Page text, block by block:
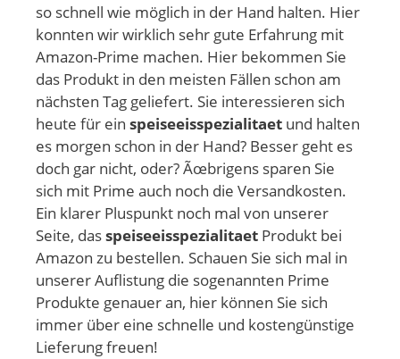
so schnell wie möglich in der Hand halten. Hier
konnten wir wirklich sehr gute Erfahrung mit
Amazon-Prime machen. Hier bekommen Sie
das Produkt in den meisten Fällen schon am
nächsten Tag geliefert. Sie interessieren sich
heute für ein speiseeisspezialitaet und halten
es morgen schon in der Hand? Besser geht es
doch gar nicht, oder? Ãœbrigens sparen Sie
sich mit Prime auch noch die Versandkosten.
Ein klarer Pluspunkt noch mal von unserer
Seite, dasspeiseeisspezialitaet Produkt bei
Amazon zu bestellen. Schauen Sie sich mal in
unserer Auflistung die sogenannten Prime
Produkte genauer an, hier können Sie sich
immer über eine schnelle und kostengünstige
Lieferung freuen!